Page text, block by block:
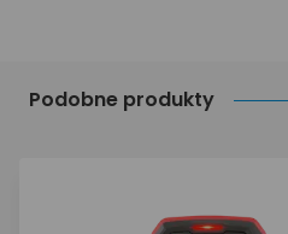
Podobne produkty